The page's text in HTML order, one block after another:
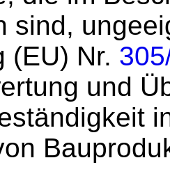
sind,
(EU) Nr.
und